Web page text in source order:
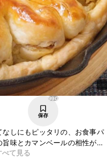
990
保存
しにもピッタリの、お食事パ
味とカマンベールの相性が
ますが、特別な日にぜひ作っ
て見る